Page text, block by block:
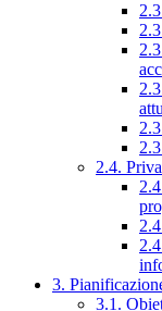
2.4.
3.
3.1.